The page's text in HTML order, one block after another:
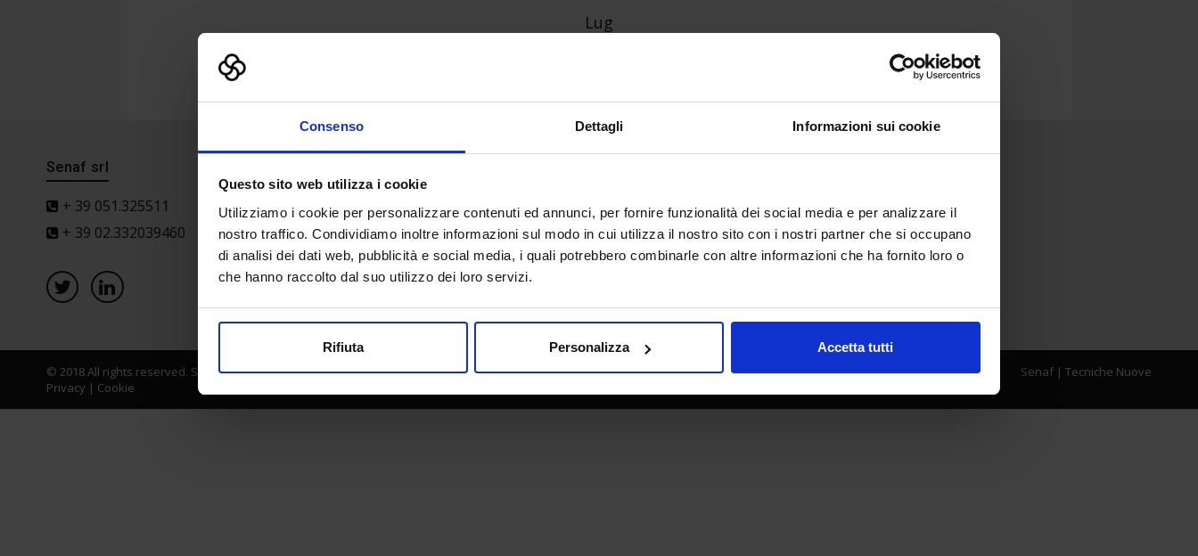
Consenso Dettagli Informazioni sui cookie
Questo sito web utilizza i cookie
Utilizziamo i cookie per personalizzare contenuti ed annunci, per fornire funzionalità dei social media e per analizzare il
nostro traffico. Condividiamo inoltre informazioni sul modo in cui utilizza il nostro sito con i nostri partner che si occupano
di analisi dei dati web, pubblicità e social media, i quali potrebbero combinarle con altre informazioni che ha fornito loro o
che hanno raccolto dal suo utilizzo dei loro servizi.
Rifiuta Personalizza Accetta tutti
Lug
Senaf srl
+ 39 051.325511
+ 39 02.332039460
© 2018 All rights reserved. Senaf srl - Gruppo Tecniche Nuove Spa - P.IVA 06382730155 - C.F. 02213830371
Privacy | Cookie
Senaf| Tecniche Nuove